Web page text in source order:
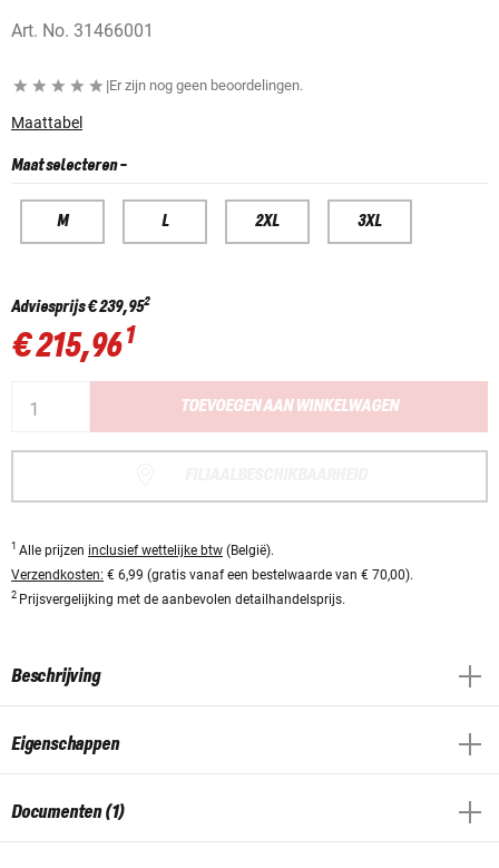
Art. No. 31466001
|Er zijn nog geen beoordelingen.
Maattabel
Maat selecteren-
M L 2XL 3XL
Adviesprijs€ 239,952
€ 215,96 1
TOEVOEGEN AAN WINKELWAGEN
1 Alle prijzen inclusief wettelijke btw (België).
Verzendkosten: € 6,99 (gratis vanaf een bestelwaarde van € 70,00).
2 Prijsvergelijking met de aanbevolen detailhandelsprijs.
Beschrijving
Eigenschappen
Documenten (1)